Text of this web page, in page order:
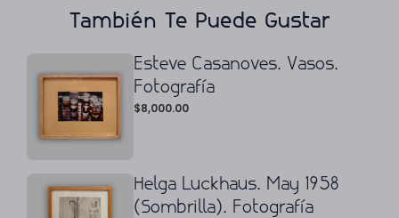
También Te Puede Gustar
Esteve Casanoves. Vasos.
Fotografía
$8,000.00
Helga Luckhaus. May 1958
(Sombrilla). Fotografía